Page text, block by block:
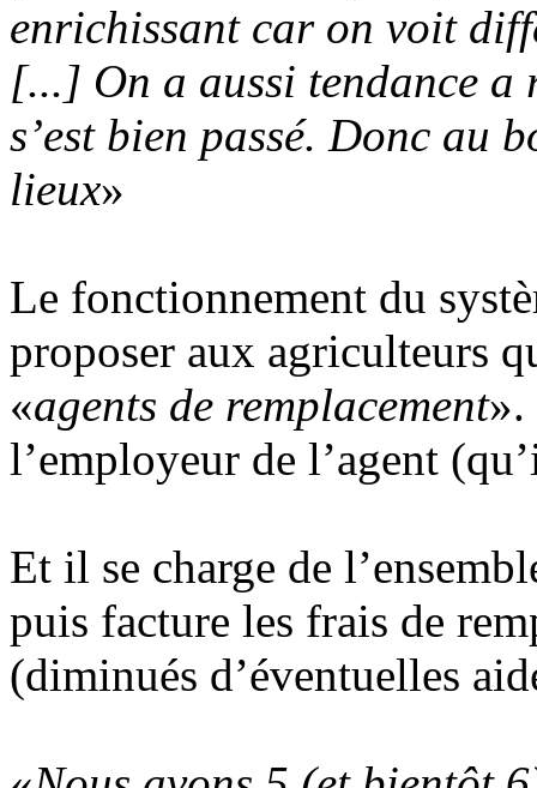
enrichissant car on voit
[...] On a aussi tendance a
s’est bien passé. Donc au
lieux»
Le fonctionnement du
proposer aux agriculteurs
«agents de remplacement».
l’employeur de l’agent
Et il se charge de
puis facture les frais de
(diminués d’éventuelles